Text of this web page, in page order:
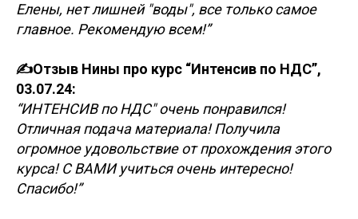
Елены, нет лишней "воды", все только самое
главное. Рекомендую всем!”
✍️Отзыв Нины про курс “Интенсив по НДС”,
03.07.24:
“ИНТЕНСИВ по НДС" очень понравился!
Отличная подача материала! Получила
огромное удовольствие от прохождения этого
курса! С ВАМИ учиться очень интересно!
Спасибо!”